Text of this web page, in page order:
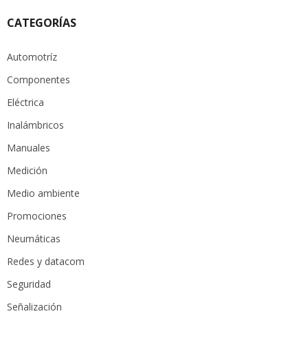
CATEGORÍAS
Automotríz
Componentes
Eléctrica
Inalámbricos
Manuales
Medición
Medio ambiente
Promociones
Neumáticas
Redes y datacom
Seguridad
Señalización